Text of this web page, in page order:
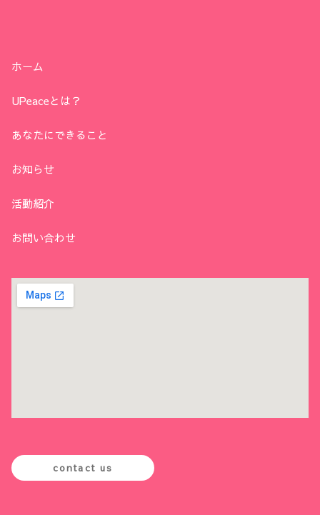
ホーム
UPeaceとは？
あなたにできること
お知らせ
活動紹介
お問い合わせ
contact us